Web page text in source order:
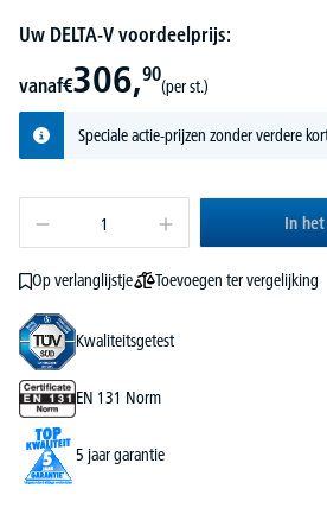
Uw DELTA-V voordeelprijs:
vanaf€306,90
(per st.)
Speciale actie-prijzen zonder verdere
In
Op verlanglijstje Toevoegen ter vergelijking
Kwaliteitsgetest
EN 131 Norm
5 jaar garantie